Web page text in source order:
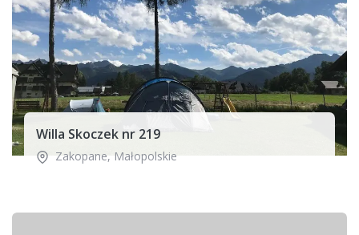
Willa Skoczek nr 219
Zakopane, Małopolskie